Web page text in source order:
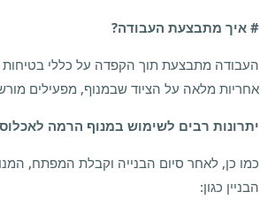
# איך מתבצעת העבודה?
העבודה מתבצעת תוך הקפדה על כללי בטיחות
אחריות מלאה על הציוד שבמנוף, מפעילים
יתרונות רבים לשימוש במנוף הרמה לאכלוס
כמו כן, לאחר סיום הבנייה וקבלת המפתח,
הבניין כגון: